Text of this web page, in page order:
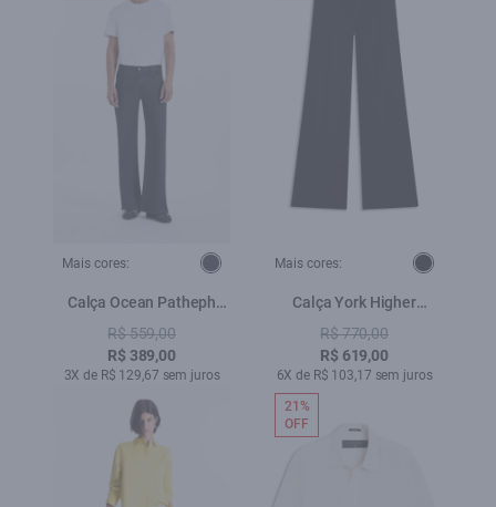
Mais cores:
Calça Ocean Patheph
Lav. 35 Amaciado
R$ 559,00
R$ 389,00
3X de R$ 129,67 sem juros
Mais cores:
Calça York Higher
Pantalona Preto
R$ 770,00
R$ 619,00
6X de R$ 103,17 sem juros
21%
OFF